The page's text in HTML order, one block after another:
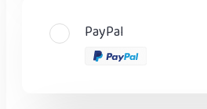
PayPal